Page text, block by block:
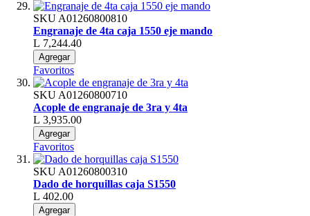
SKU A01260800810
Engranaje de 4ta caja 1550 eje mando
L 7,244.40
Agregar
Favoritos
SKU A01260800710
Acople de engranaje de 3ra y 4ta
L 3,935.00
Agregar
Favoritos
SKU A01260800310
Dado de horquillas caja S1550
L 402.00
Agregar